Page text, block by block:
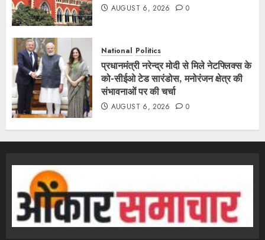
AUGUST 6, 2026 0
National Politics
प्रधानमंत्री नरेन्द्र मोदी से मिले नेटफ्लिक्स के
को-सीईओ टेड सारंडोस, मनोरंजन क्षेत्र की
संभावनाओं पर की चर्चा
AUGUST 6, 2026 0